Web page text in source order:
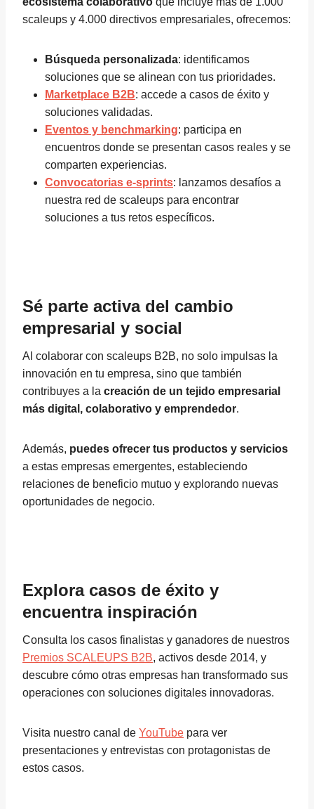
scaleups y 4.000 directivos empresariales, ofrecemos:
Búsqueda personalizada: identificamos
soluciones que se alinean con tus prioridades.
Marketplace B2B: accede a casos de éxito y
soluciones validadas.
Eventos y benchmarking: participa en
encuentros donde se presentan casos reales y se
comparten experiencias.
Convocatorias e-sprints: lanzamos desafíos a
nuestra red de scaleups para encontrar
soluciones a tus retos específicos.
Sé parte activa del cambio
empresarial y social
Al colaborar con scaleups B2B, no solo impulsas la
innovación en tu empresa, sino que también
contribuyes a la creación de un tejido empresarial
más digital, colaborativo y emprendedor.
Además, puedes ofrecer tus productos y servicios
a estas empresas emergentes, estableciendo
relaciones de beneficio mutuo y explorando nuevas
oportunidades de negocio.
Explora casos de éxito y
encuentra inspiración
Consulta los casos finalistas y ganadores de nuestros
Premios SCALEUPS B2B, activos desde 2014, y
descubre cómo otras empresas han transformado sus
operaciones con soluciones digitales innovadoras.
Visita nuestro canal de YouTube para ver
presentaciones y entrevistas con protagonistas de
estos casos.